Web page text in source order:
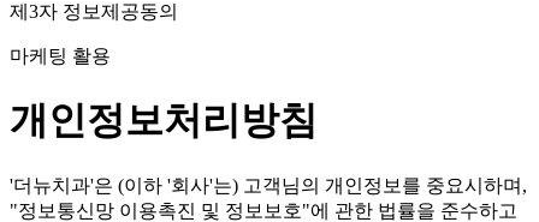
제3자 정보제공동의
마케팅 활용
개인정보처리방침
'더뉴치과'은 (이하 '회사'는) 고객님의 개인정보를 중요시하며,
"정보통신망 이용촉진 및 정보보호"에 관한 법률을 준수하고